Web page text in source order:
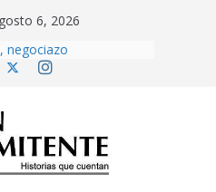
6, 2026
negociazo
Cultural Ceiba 2026!